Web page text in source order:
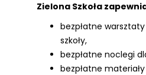
Zielona Szkoła
bezpłatne
szkoły,
bezpłatne noclegi
bezpłatne